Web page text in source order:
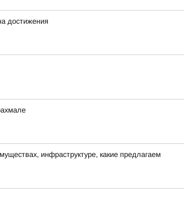
достижения
инфраструктуре, какие предлагаем